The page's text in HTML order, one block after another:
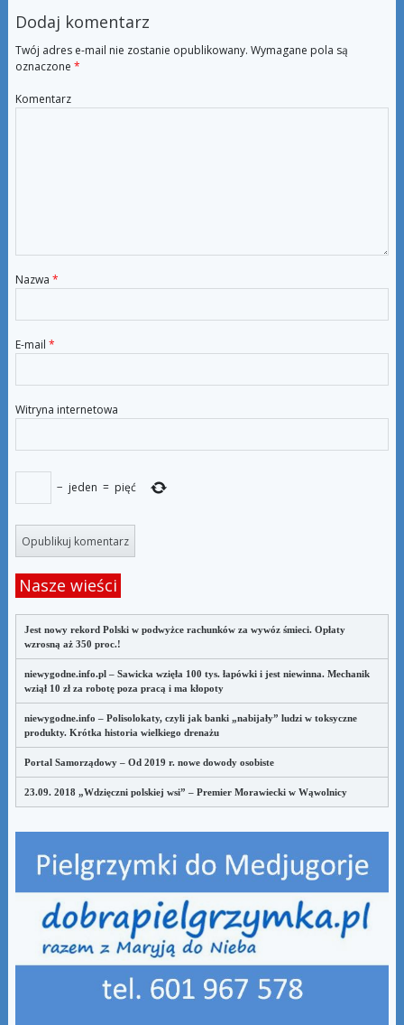
Dodaj komentarz
Twój adres e-mail nie zostanie opublikowany. Wymagane pola są
oznaczone *
Komentarz
Nazwa *
E-mail *
Witryna internetowa
− jeden = pięć
Nasze wieści
Jest nowy rekord Polski w podwyżce rachunków za wywóz śmieci. Opłaty
wzrosną aż 350 proc.!
niewygodne.info.pl – Sawicka wzięła 100 tys. łapówki i jest niewinna. Mechanik
wziął 10 zł za robotę poza pracą i ma kłopoty
niewygodne.info – Polisolokaty, czyli jak banki „nabijały” ludzi w toksyczne
produkty. Krótka historia wielkiego drenażu
Portal Samorządowy – Od 2019 r. nowe dowody osobiste
23.09. 2018 „Wdzięczni polskiej wsi” – Premier Morawiecki w Wąwolnicy